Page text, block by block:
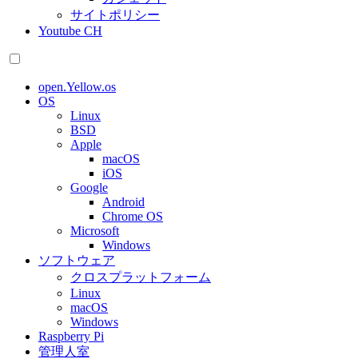
サイトポリシー
Youtube CH
open.Yellow.os
OS
Linux
BSD
Apple
macOS
iOS
Google
Android
Chrome OS
Microsoft
Windows
ソフトウェア
クロスプラットフォーム
Linux
macOS
Windows
Raspberry Pi
管理人室